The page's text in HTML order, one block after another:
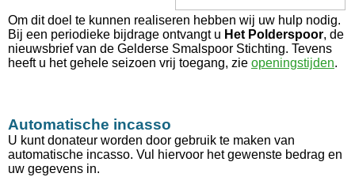
Om dit doel te kunnen realiseren hebben wij uw hulp nodig.
Bij een periodieke bijdrage ontvangt u Het Polderspoor, de
nieuwsbrief van de Gelderse Smalspoor Stichting. Tevens
heeft u het gehele seizoen vrij toegang, zie openingstijden.
Automatische incasso
U kunt donateur worden door gebruik te maken van
automatische incasso. Vul hiervoor het gewenste bedrag en
uw gegevens in.